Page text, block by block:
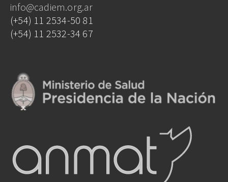
info@cadiem.org.ar
(+54) 11 2534-50 81
(+54) 11 2532-34 67